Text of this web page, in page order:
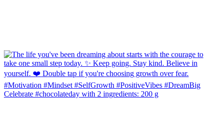
Celebrate #chocolateday with 2 ingredients: 200 g